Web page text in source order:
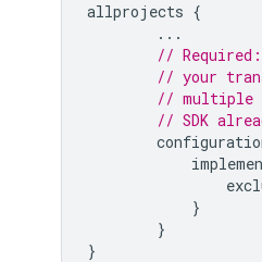
allprojects {
...
// Required:
// your
// multiple
// SDK
}
}
}